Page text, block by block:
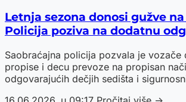
Letnja sezona donosi gužve
Policija poziva na dodatnu
Saobraćajna policija pozvala je vozače
propise i decu prevoze na propisan
odgovarajućih dečjih sedišta i